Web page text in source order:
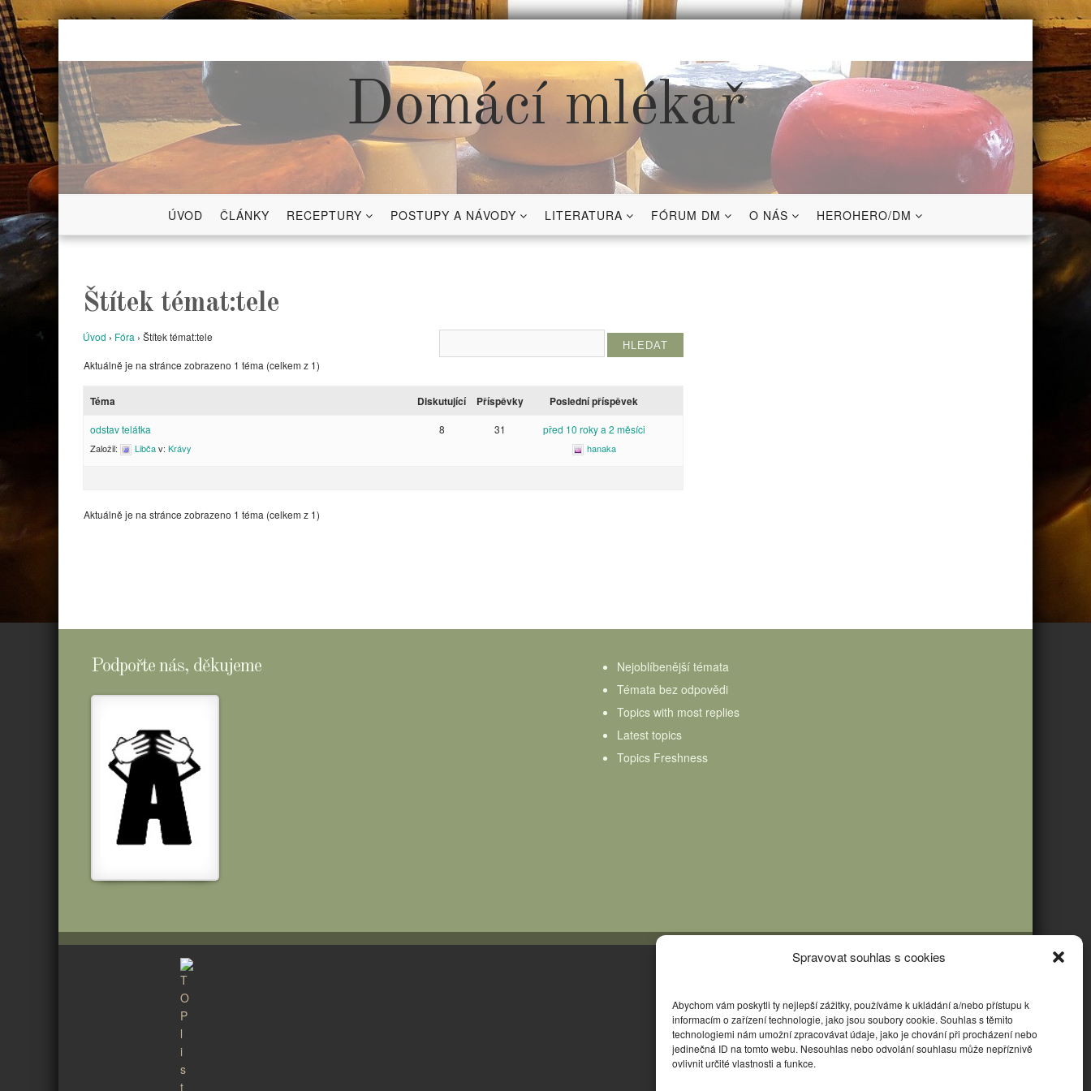
Spravovat souhlas s cookies
Abychom vám poskytli ty nejlepší zážitky, používáme k ukládání a/nebo přístupu k
informacím o zařízení technologie, jako jsou soubory cookie. Souhlas s těmito
technologiemi nám umožní zpracovávat údaje, jako je chování při procházení nebo
jedinečná ID na tomto webu. Nesouhlas nebo odvolání souhlasu může nepříznivě
ovlivnit určité vlastnosti a funkce.
Skip
content
Domácí mlékař
ÚVOD ČLÁNKY RECEPTURY POSTUPY A NÁVODY LITERATURA FÓRUM DM O NÁS HEROHERO/DM
Štítek témat:tele
Úvod › Fóra › Štítek témat:tele
Aktuálně je na stránce zobrazeno 1 téma (celkem z 1)
Téma Diskutující Příspěvky Poslední příspěvek
odstav telátka
Založil: Libčav: Krávy
8 31 před 10 roky a 2 měsíci
hanaka
Aktuálně je na stránce zobrazeno 1 téma (celkem z 1)
Podpořte nás, děkujeme
Nejoblíbenější témata
Témata bez odpovědi
Topics with most replies
Latest topics
Topics Freshness